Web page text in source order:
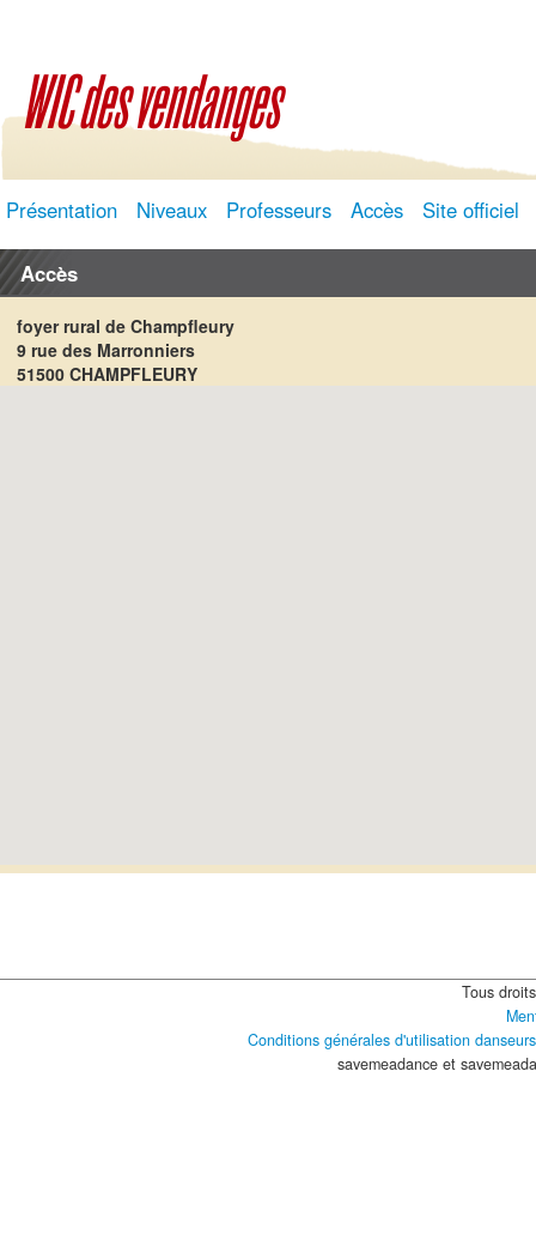
WIC des vendanges
Présentation Niveaux Professeurs Accès Site officiel
Accès
foyer rural de Champfleury
9 rue des Marronniers
51500 CHAMPFLEURY
Tous
Conditions générales d'utilisation danseurs
savemeadance et